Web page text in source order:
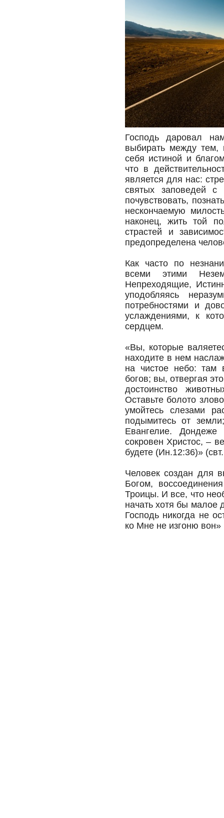
Господь даровал
выбирать между
себя истиной и
что в
является для нас:
святых заповедей
почувствовать,
нескончаемую
наконец, жить той
страстей и
предопределена
Как часто по
всеми этими
Непреходящие,
уподобляясь
потребностями и
услаждениями, к
сердцем.
«Вы, которые
находите в нем
на чистое небо: там
богов; вы, отвергая
достоинство
Оставьте болото
умойтесь слезами
подымитесь от
Евангелие.
сокровен Христос, –
будете (Ин.12:36)»
Человек создан для
Богом,
Троицы. И все, что
начать хотя бы малое
Господь никогда не
ко Мне не изгоню